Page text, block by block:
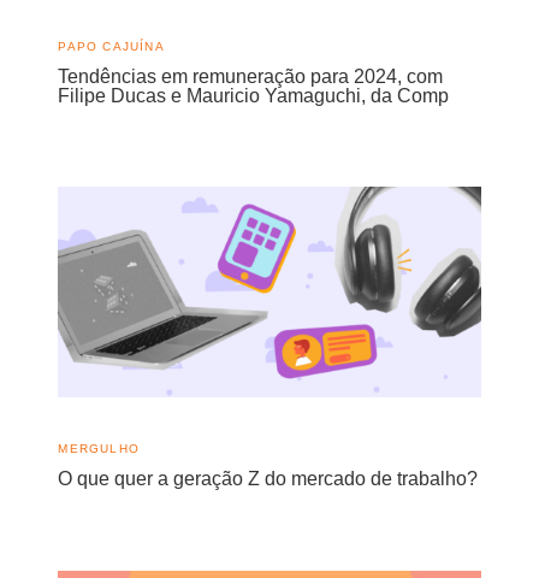
Tendências em remuneração para 2024, com
Filipe Ducas e Mauricio Yamaguchi, da Comp
PAPO CAJUÍNA
O que quer a geração Z do mercado de trabalho?
MERGULHO